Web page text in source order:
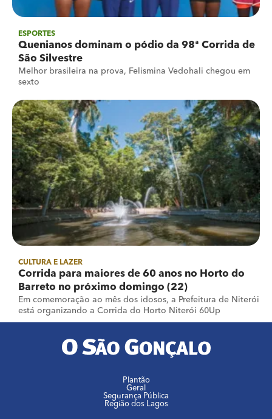
ESPORTES
Quenianos dominam o pódio da 98ª Corrida de
São Silvestre
Melhor brasileira na prova, Felismina Vedohali chegou em
sexto
CULTURA E LAZER
Corrida para maiores de 60 anos no Horto do
Barreto no próximo domingo (22)
Em comemoração ao mês dos idosos, a Prefeitura de Niterói
está organizando a Corrida do Horto Niterói 60Up
Plantão
Geral
Segurança Pública
Região dos Lagos